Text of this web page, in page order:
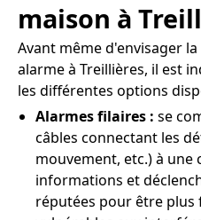
maison à
Avant même d'envisager
alarme à Treillières, il est
les différentes options
Alarmes filaires : se
câbles connectant les
mouvement, etc.) à une
informations et
réputées pour être plus